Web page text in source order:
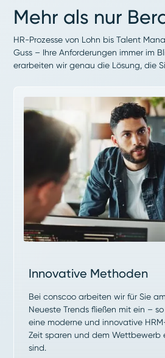
Mehr als nur
HR-Prozesse von Lohn bis Talent
Guss – Ihre Anforderungen immer im
erarbeiten wir genau die Lösung, die
Innovative Methoden
Bei conscoo arbeiten wir für Sie
Neueste Trends fließen mit ein –
eine moderne und innovative
Zeit sparen und dem Wettbewerb
sind.